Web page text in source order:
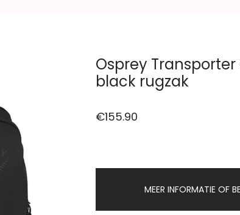
Osprey
black rugzak
€155.90
MEER INFORMATIE OF